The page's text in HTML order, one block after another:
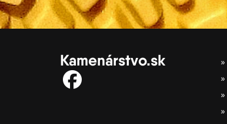
Kamenárstvo.sk